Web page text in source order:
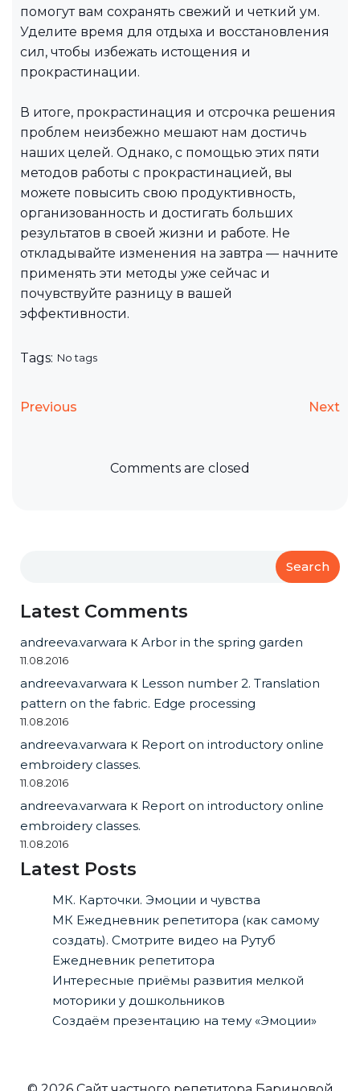
помогут вам сохранять свежий и четкий ум.
Уделите время для отдыха и восстановления
сил, чтобы избежать истощения и
прокрастинации.
В итоге, прокрастинация и отсрочка решения
проблем неизбежно мешают нам достичь
наших целей. Однако, с помощью этих пяти
методов работы с прокрастинацией, вы
можете повысить свою продуктивность,
организованность и достигать больших
результатов в своей жизни и работе. Не
откладывайте изменения на завтра — начните
применять эти методы уже сейчас и
почувствуйте разницу в вашей
эффективности.
Tags: No tags
Previous Next
Comments are closed
Search
Latest Comments
andreeva.varwara к Arbor in the spring garden
11.08.2016
andreeva.varwara к Lesson number 2. Translation
pattern on the fabric. Edge processing
11.08.2016
andreeva.varwara к Report on introductory online
embroidery classes.
11.08.2016
andreeva.varwara к Report on introductory online
embroidery classes.
11.08.2016
Latest Posts
МК. Карточки. Эмоции и чувства
МК Ежедневник репетитора (как самому
создать). Смотрите видео на Рутуб
Ежедневник репетитора
Интересные приёмы развития мелкой
моторики у дошкольников
Создаём презентацию на тему «Эмоции»